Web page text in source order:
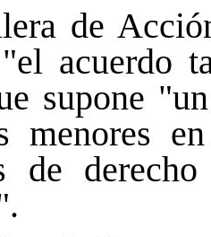
de
"el acuerdo
supone
menores
de